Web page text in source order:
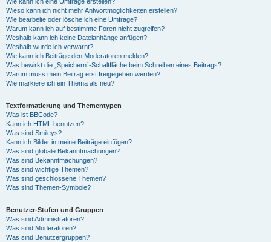
Wieso kann ich nicht mehr Antwortmöglichkeiten erstellen?
Wie bearbeite oder lösche ich eine Umfrage?
Warum kann ich auf bestimmte Foren nicht zugreifen?
Weshalb kann ich keine Dateianhänge anfügen?
Weshalb wurde ich verwarnt?
Wie kann ich Beiträge den Moderatoren melden?
Was bewirkt die „Speichern“-Schaltfläche beim Schreiben eines Beitrags?
Warum muss mein Beitrag erst freigegeben werden?
Wie markiere ich ein Thema als neu?
Textformatierung und Thementypen
Was ist BBCode?
Kann ich HTML benutzen?
Was sind Smileys?
Kann ich Bilder in meine Beiträge einfügen?
Was sind globale Bekanntmachungen?
Was sind Bekanntmachungen?
Was sind wichtige Themen?
Was sind geschlossene Themen?
Was sind Themen-Symbole?
Benutzer-Stufen und Gruppen
Was sind Administratoren?
Was sind Moderatoren?
Was sind Benutzergruppen?